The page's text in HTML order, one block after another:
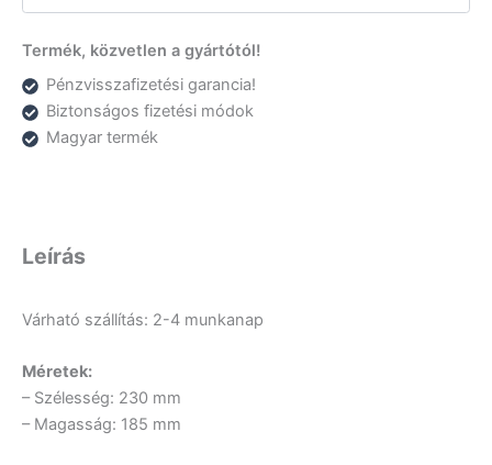
Termék, közvetlen a gyártótól!
Pénzvisszafizetési garancia!
Biztonságos fizetési módok
Magyar termék
Leírás
Várható szállítás: 2-4 munkanap
Méretek:
– Szélesség: 230 mm
– Magasság: 185 mm